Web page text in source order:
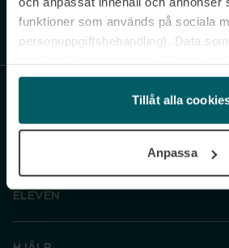
funktioner som används på sociala
personuppgiftsbehandling). Data
och gå vidare” accepterar du
under ”Inställningar” kan anpassa
cookies. Du kan återkalla ditt
Tillåt alla
Anpassa
Genom att prenumerera accepterar du vår
ELEVEN